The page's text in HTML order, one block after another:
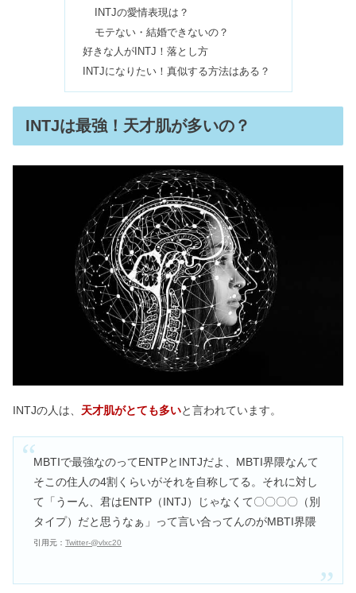
ENFPは性格悪い＆嫌われる？うざい
は言ってはいけない？
INFJが心を開かない！友達いないのは
他人に興味がないから？
INFJはやばい＆雰囲気が不思議ちゃ
ん？狂気的で怒ると怖いの？
INTJは頭おかしい・宇宙人？友達いな
いは他人に興味が無いから？
ESFJはモテる！男女で恋愛の相性がい
いのはESFPやINFP？
ESFPは性格悪い？言ってはいけない
INFJは生きづらい？優しすぎる・頭悪
いから社会不適合は嘘！
INTJの愛情表現は？
モテない・結婚できないの？
好きな人がINTJ！落とし方
INTJになりたい！真似する方法はある？
INTJは最強！天才肌が多いの？
INTJの人は、 天才肌がとても多いと言われています。
MBTIで最強なのってENTPとINTJだよ、MBTI界隈なんて
そこの住人の4割くらいがそれを自称してる。それに対し
て「うーん、君はENTP（INTJ）じゃなくて〇〇〇〇（別
タイプ）だと思うなぁ」って言い合ってんのがMBTI界隈
引用元：Twitter‐@vlxc20